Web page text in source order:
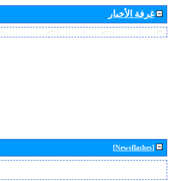
غرفة الأخبار
[Newsflashes]